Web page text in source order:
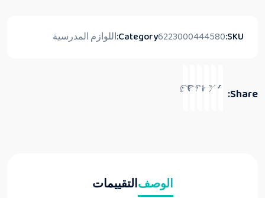
SKU:
6223000444580
Category: اللوازم المدرسية
Share:
الوصفالتقييمات